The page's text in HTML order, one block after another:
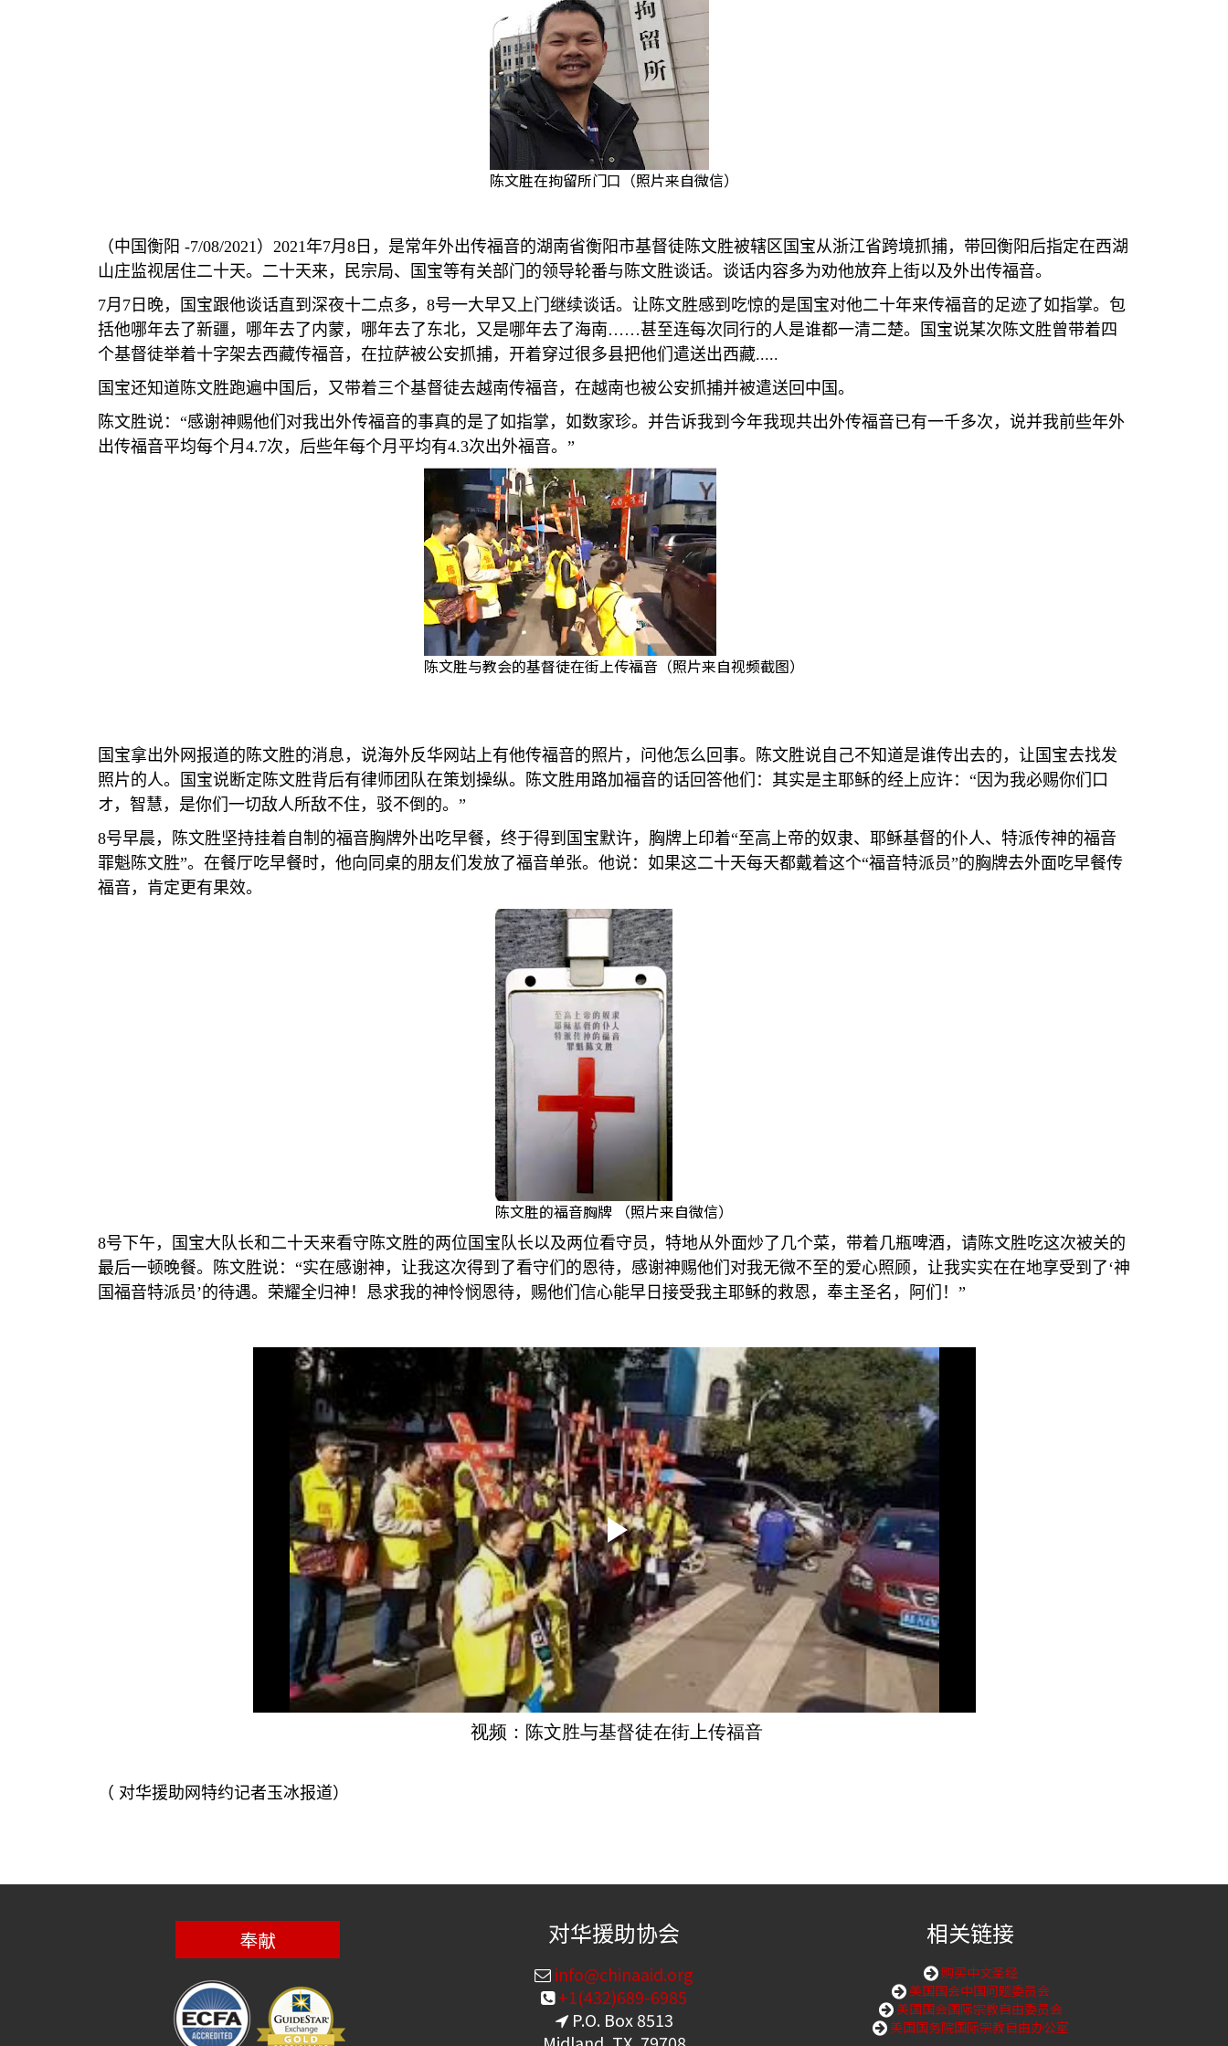
陈文胜在拘留所门口（照片来自微信）
（中国衡阳 -7/08/2021） 2021年7月 8 日，是常年外出传福音的湖南省衡阳市基督徒陈文胜被辖区国宝从浙江省跨境抓捕，带回衡阳后指定在西湖
山庄监视居住二十天。二十天来，民宗局、国宝等有关部门的领导轮番与陈文胜谈话。谈话内容多为劝他放弃上街以及外出传福音。
7月 7 日晚，国宝跟他谈话直到深夜十二点多， 8号一大早又上门继续谈话。让陈文胜感到吃惊的是国宝对他二十年来传福音的足迹了如指掌。包
括他哪年去了新疆，哪年去了内蒙，哪年去了东北，又是哪年去了海南……甚至连每次同行的人是谁都一清二楚。国宝说某次陈文胜曾带着四
个基督徒举着十字架去西藏传福音，在拉萨被公安抓捕，开着穿过很多县把他们遣送出西藏.....
国宝还知道陈文胜跑遍中国后，又带着三个基督徒去越南传福音，在越南也被公安抓捕并被遣送回中国。
陈文胜说： “感谢神赐他们对我出外传福音的事真的是了如指掌，如数家珍。并告诉我到今年我现共出外传福音已有一千多次，说并我前些年外
出传福音平均每个月 4.7次，后些年每个月平均有4.3次出外福音。 ”
陈文胜与教会的基督徒在街上传福音（照片来自视频截图）
国宝拿出外网报道的陈文胜的消息，说海外反华网站上有他传福音的照片，问他怎么回事。陈文胜说自己不知道是谁传出去的，让国宝去找发
照片的人。国宝说断定陈文胜背后有律师团队在策划操纵。陈文胜用路加福音的话回答他们：其实是主耶稣的经上应许： “因为我必赐你们口
オ，智慧，是你们一切敌人所敌不住，驳不倒的。 ”
8号早晨，陈文胜坚持挂着自制的福音胸牌外出吃早餐，终于得到国宝默许，胸牌上印着“至高上帝的奴隶、耶稣基督的仆人、特派传神的福音
罪魁陈文胜”。在餐厅吃早餐时，他向同桌的朋友们发放了福音单张。他说：如果这二十天每天都戴着这个“福音特派员”的胸牌去外面吃早餐传
福音，肯定更有果效。
陈文胜的福音胸牌 （照片来自微信）
8号下午，国宝大队长和二十天来看守陈文胜的两位国宝队长以及两位看守员，特地从外面炒了几个菜，带着几瓶啤酒，请陈文胜吃这次被关的
最后一顿晚餐。陈文胜说： “实在感谢神，让我这次得到了看守们的恩待，感谢神赐他们对我无微不至的爱心照顾，让我实实在在地享受到了‘神
国福音特派员’的待遇。荣耀全归神！恳求我的神怜悯恩待，赐他们信心能早日接受我主耶稣的救恩，奉主圣名，阿们！ ”
视频：陈文胜与基督徒在街上传福音
（ 对华援助网特约记者玉冰报道）
奉献 对华援助协会
info@chinaaid.org
+1(432)689-6985
P.O. Box 8513
相关链接
购买中文圣经
美国国会中国问题委员会
美国国会国际宗教自由委员会
美国国务院国际宗教自由办公室